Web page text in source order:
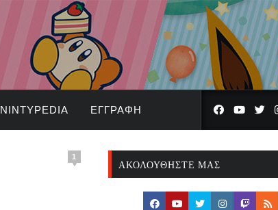
NINTYPEDIA ΕΓΓΡΑΦΉ
1 ΑΚΟΛΟΥΘΉΣΤΕ ΜΑΣ